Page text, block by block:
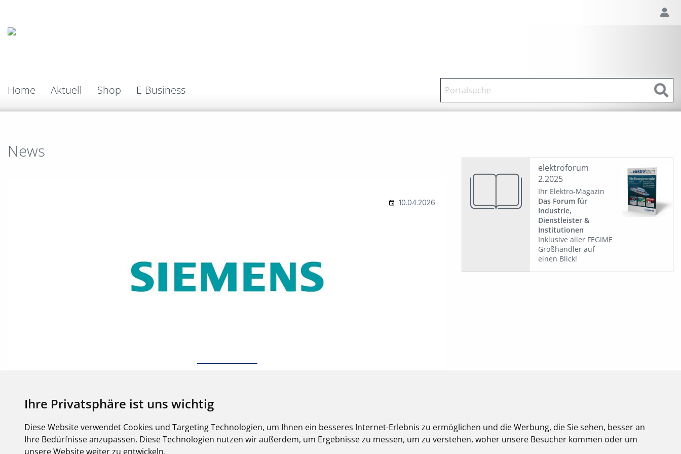
Ihre Privatsphäre ist uns wichtig
Diese Website verwendet Cookies und Targeting Technologien, um Ihnen ein besseres Internet-Erlebnis zu ermöglichen und die Werbung, die Sie sehen, besser an
Ihre Bedürfnisse anzupassen. Diese Technologien nutzen wir außerdem, um Ergebnisse zu messen, um zu verstehen, woher unsere Besucher kommen oder um
unsere Website weiter zu entwickeln.
Home Aktuell Shop E-Business
News
elektroforum
2.2025
Ihr Elektro-Magazin
Das Forum für
Industrie,
Dienstleister &
Institutionen
Inklusive aller FEGIME
Großhändler auf
einen Blick!